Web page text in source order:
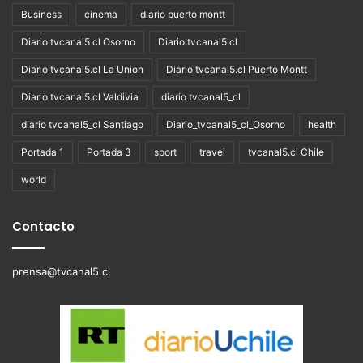
Business cinema diario puerto montt
Diario tvcanal5 cl Osorno Diario tvcanal5.cl
Diario tvcanal5.cl La Union Diario tvcanal5.cl Puerto Montt
Diario tvcanal5.cl Valdivia diario tvcanal5_cl
diario tvcanal5_cl Santiago Diario_tvcanal5_cl_Osorno health
Portada 1 Portada 3 sport travel tvcanal5.cl Chile
world
Contacto
prensa@tvcanal5.cl